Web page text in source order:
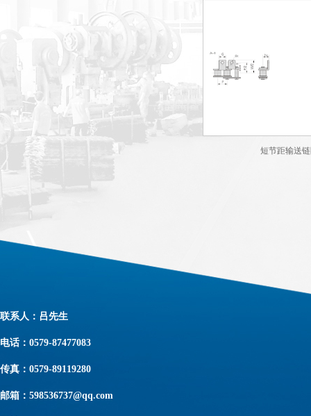
短节距输送
联系人：吕先生
电话：0579-87477083
传真：0579-89119280
邮箱：598536737@qq.com